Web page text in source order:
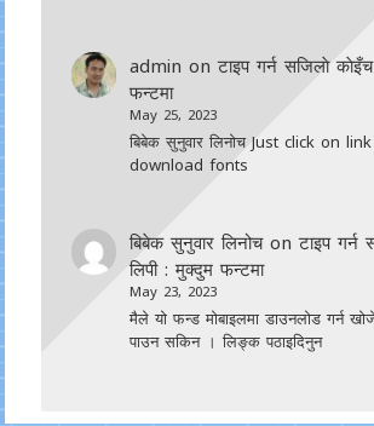
admin onटाइप गर्न सजिलाे
फन्टमा
May 25, 2023
बिबेक सुनुवार लिनोच Just click on
download fonts
बिबेक सुनुवार लिनोचonटाइप गर्न
लिपी : मुक्दुम फन्टमा
May 23, 2023
मैले यो फन्ड मोबाइलमा डाउनल‍ोड गर्न
पाउन सकिन । लिङ्क पठाइदिनुन